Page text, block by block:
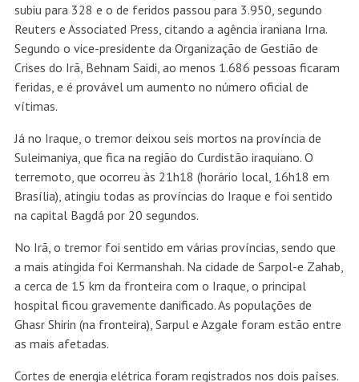
subiu para 328 e o de feridos passou para 3.950, segundo
Reuters e Associated Press, citando a agência iraniana Irna.
Segundo o vice-presidente da Organização de Gestião de
Crises do Irã, Behnam Saidi, ao menos 1.686 pessoas ficaram
feridas, e é provável um aumento no número oficial de
vítimas.
Já no Iraque, o tremor deixou seis mortos na província de
Suleimaniya, que fica na região do Curdistão iraquiano. O
terremoto, que ocorreu às 21h18 (horário local, 16h18 em
Brasília), atingiu todas as províncias do Iraque e foi sentido
na capital Bagdá por 20 segundos.
No Irã, o tremor foi sentido em várias províncias, sendo que
a mais atingida foi Kermanshah. Na cidade de Sarpol-e Zahab,
a cerca de 15 km da fronteira com o Iraque, o principal
hospital ficou gravemente danificado. As populações de
Ghasr Shirin (na fronteira), Sarpul e Azgale foram estão entre
as mais afetadas.
Cortes de energia elétrica foram registrados nos dois países.